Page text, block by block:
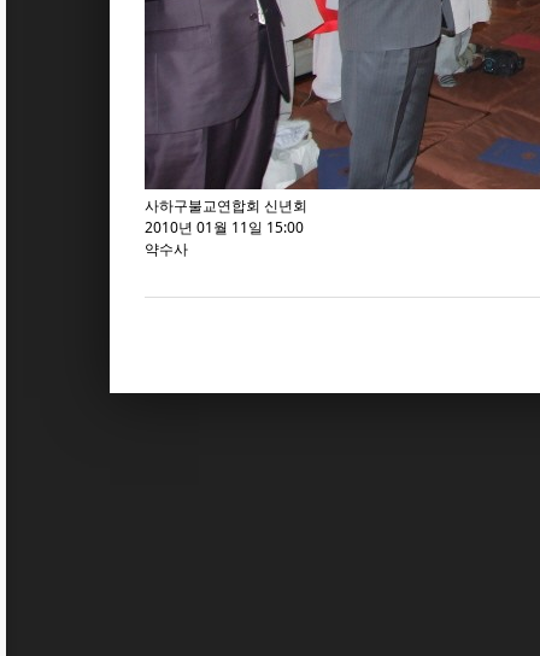
사하구불교연합회 신년회
2010년 01월 11일 15:00
약수사